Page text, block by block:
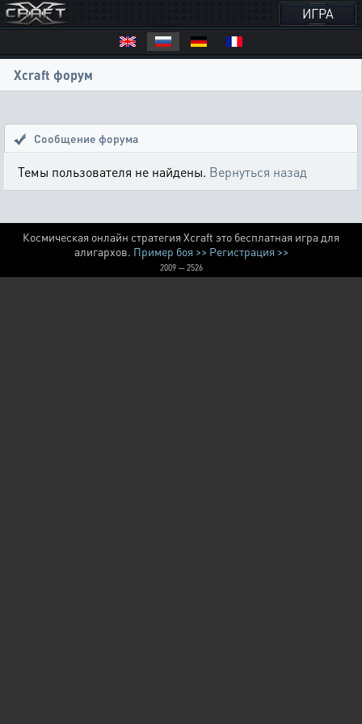
ИГРА
Xcraft форум
Сообщение форума
Темы пользователя не найдены. Вернуться назад
Космическая онлайн стратегия Xcraft это бесплатная игра для
алигархов. Пример боя >> Регистрация >>
2009 — 2526